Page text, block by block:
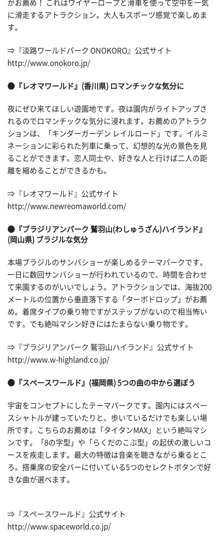
がお薦め！ これはワイヤーロープと滑車を使って空中を一気
に滑走するアトラクション。大人もスポーツ感覚で楽しめま
す。
⇒『淡路ワールドパーク ONOKORO』公式サイト
http://www.onokoro.jp/
●『レオマワールド』(香川県) ロマンチックな気分に
夜にぜひ来てほしい遊園地です。夜は園内がライトアップさ
れるのでロマンチックな気分に浸れます。お薦めのアトラク
ションは、「キンダーガーデン レイルロード」です。イルミ
ネーションに彩られた列車に乗って、幻想的な光の景色を見
ることができます。恋人同士や、好きな人と行けば二人の距
離を縮めることができるかも。
⇒『レオマワールド』公式サイト
http://www.newreomaworld.com/
●『ブラジリアンパーク 鷲羽山(わしゅうざん)ハイランド』
(岡山県) ブラジルな気分
本場ブラジルのサンバショーが楽しめるテーマパークです。
一日に数回サンバショーが行われているので、時間を合わせ
て来園するのがいいでしょう。アトラクションでは、海抜200
メートルの位置から垂直落下する「ターボドロップ」がお薦
め。着席タイプの乗り物ですがステップがないので相当怖い
です。でも絶叫マシン好きにはたまらない乗り物です。
⇒『ブラジリアンパーク 鷲羽山ハイランド』公式サイト
http://www.w-highland.co.jp/
●『スペースワールド』(福岡県) 5つの曲の中から選ぼう
宇宙をコンセプトにしたテーマパークです。園内にはスペー
スシャトルが建っていたりと、歩いているだけでも楽しい場
所です。こちらのお薦めは「タイタンMAX」という絶叫マシ
ンです。「8の字型」や「らくだのこぶ型」の起伏の激しいコ
ースを疾走します。最大の特徴は音楽を聴きながら乗るとこ
ろ。搭乗席の安全バーに付いている5つのセレクトボタンで好
きな曲が選べます。
⇒『スペースワールド』公式サイト
http://www.spaceworld.co.jp/